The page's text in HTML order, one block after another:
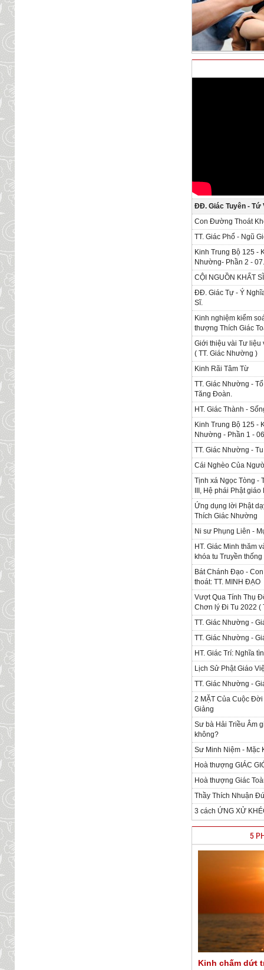
ĐĐ. Giác Tuyên - Tứ
Con Đường Thoát
TT. Giác Phổ - Ngũ
Kinh Trung Bộ 125 -
Nhường- Phần 2 -
CỘI NGUỒN KHẤT SĨ
ĐĐ. Giác Tự - Ý
Sĩ.
Kinh nghiệm kiểm
thượng Thích Giác
Giới thiệu vài Tư liệu
( TT. Giác Nhường )
Kinh Rãi Tâm Từ
TT. Giác Nhường -
Tăng Đoàn.
HT. Giác Thành -
Kinh Trung Bộ 125 -
Nhường - Phần 1 -
TT. Giác Nhường -
Cái Nghèo Của
Tịnh xá Ngọc Tòng -
III, Hệ phái Phật
Ứng dụng lời Phật
Thích Giác Nhường
Ni sư Phụng Liên -
HT. Giác Minh thăm
khóa tu Truyền
Bát Chánh Đạo -
thoát: TT. MINH ĐẠO
Vượt Qua Tính Thụ
Chơn lý Đi Tu 2022 (
TT. Giác Nhường -
TT. Giác Nhường -
HT. Giác Trí: Nghĩa
Lịch Sử Phật Giáo
TT. Giác Nhường -
2 MẶT Của Cuộc
Giảng
Sư bà Hải Triều Âm
không?
Sư Minh Niệm - Mặc
Hoà thượng GIÁC
Hoà thượng Giác
Thầy Thích Nhuận
3 cách ỨNG XỬ
5
Kinh chấm dứt